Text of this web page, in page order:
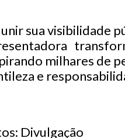
sua visibilidade
milhares de
e
Divulgação